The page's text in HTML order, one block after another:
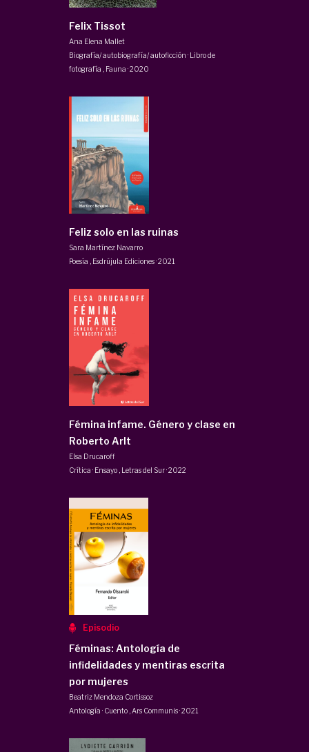
Felix Tissot
Ana Elena Mallet
Biografía/ autobiografía/ autoficción · Libro de
fotografía
Fauna ·2020
Feliz solo en las ruinas
Sara Martínez Navarro
Poesía
Esdrújula Ediciones·2021
Fémina infame. Género y clase en
Roberto Arlt
Elsa Drucaroff
Crítica · Ensayo, Letras del Sur·2022
Episodio
Féminas: Antología de
infidelidades y mentiras escrita
por mujeres
Beatriz Mendoza Cortissoz
Antología · Cuento, Ars Communis·2021